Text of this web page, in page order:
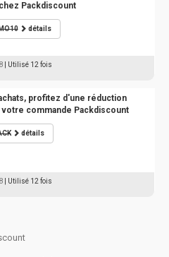
Packdiscount
détails
| Utilisé 12 fois
profitez d'une réduction
votre commande Packdiscount
détails
| Utilisé 12 fois